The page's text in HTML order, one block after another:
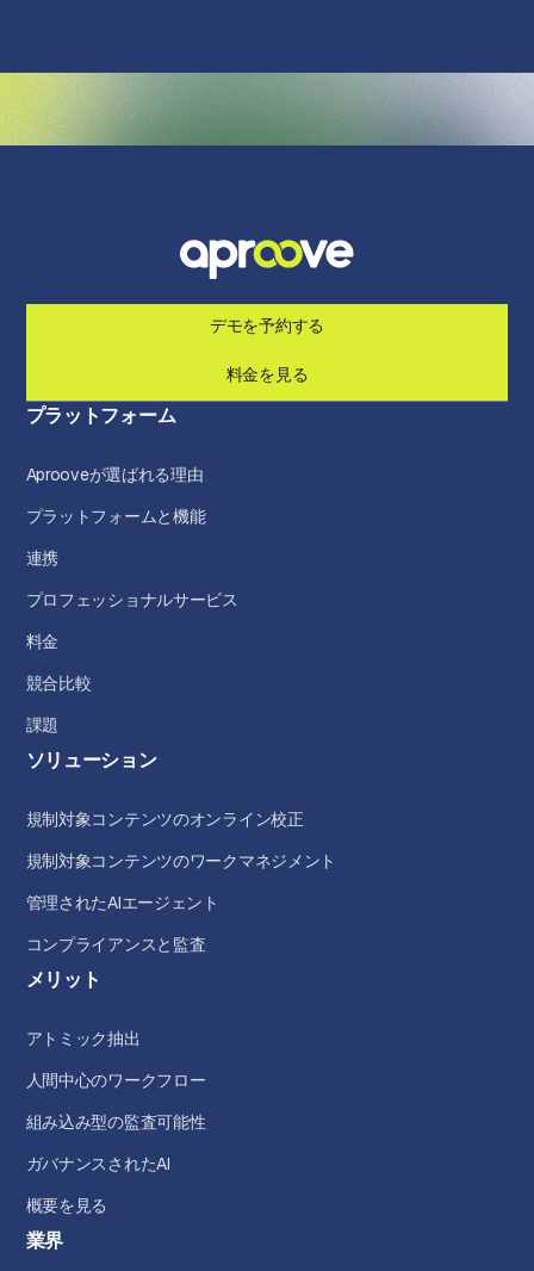
デモを予約する
料金を見る
プラットフォーム
Aprooveが選ばれる理由
プラットフォームと機能
連携
プロフェッショナルサービス
料金
競合比較
課題
ソリューション
規制対象コンテンツのオンライン校正
規制対象コンテンツのワークマネジメント
管理されたAIエージェント
コンプライアンスと監査
メリット
アトミック抽出
人間中心のワークフロー
組み込み型の監査可能性
ガバナンスされたAI
概要を見る
業界